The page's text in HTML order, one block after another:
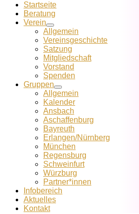
Startseite
Beratung
Verein
Allgemein
Vereins­geschichte
Satzung
Mitglied­schaft
Vorstand
Spenden
Gruppen
Allgemein
Kalender
Ansbach
Aschaffenburg
Bayreuth
Erlangen/Nürnberg
München
Regensburg
Schweinfurt
Würzburg
Partner*innen
Infobereich
Aktuelles
Kontakt